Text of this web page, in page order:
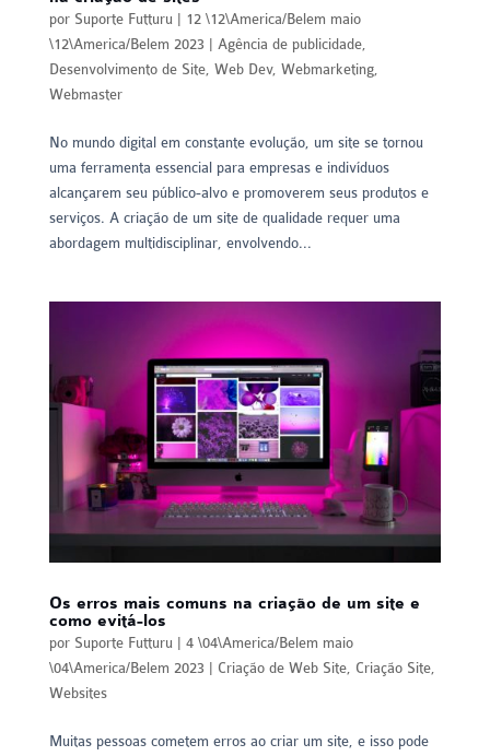
por Suporte Futturu
12 \12\America/Belem maio
\12\America/Belem 2023
Agência de publicidade,
Desenvolvimento de Site, Web Dev, Webmarketing,
Webmaster
No mundo digital em constante evolução, um site se tornou
uma ferramenta essencial para empresas e indivíduos
alcançarem seu público-alvo e promoverem seus produtos e
serviços. A criação de um site de qualidade requer uma
abordagem multidisciplinar, envolvendo...
Os erros mais comuns na criação de um site e
como evitá-los
por Suporte Futturu
4 \04\America/Belem maio
\04\America/Belem 2023
Criação de Web Site, Criação Site,
Websites
Muitas pessoas cometem erros ao criar um site, e isso pode